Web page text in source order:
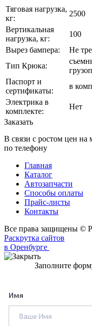
Тяговая нагрузка,
кг:
2500
Вертикальная
нагрузка, кг:
100
Вырез бампера:
Не
Тип Крюка:
Паспорт и
сертификаты:
в
Электрика в
комплекте:
Нет
Заказать
В связи с ростом цен на
по телефону
Главная
Каталог
Автозапчасти
Способы оплаты
Прайс-листы
Контакты
Все права защищены ©
Раскрутка сайтов
в Оренбурге
Заполните
Имя